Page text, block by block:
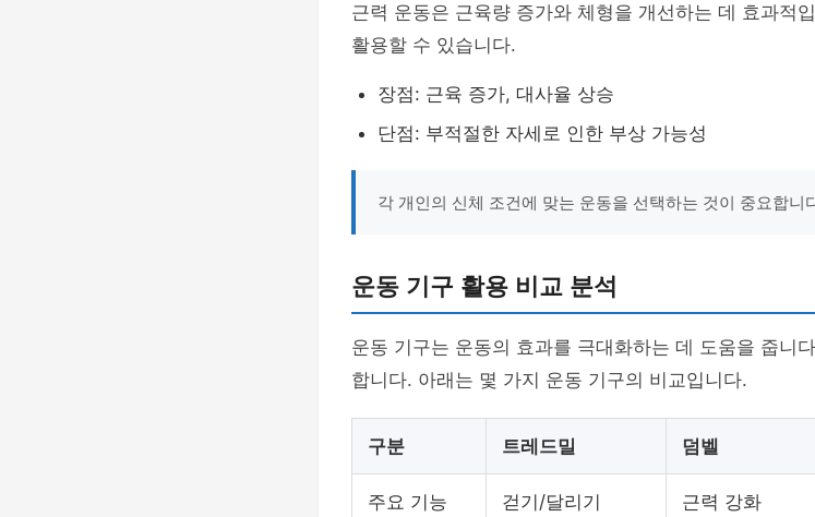
근력 운동은 근육량 증가와 체형을 개선하는 데 효과적
활용할 수 있습니다.
장점: 근육 증가, 대사율 상승
단점: 부적절한 자세로 인한 부상 가능성
각 개인의 신체 조건에 맞는 운동을 선택하는 것이 중요합니
운동 기구 활용 비교 분석
운동 기구는 운동의 효과를 극대화하는 데 도움을 줍니
합니다. 아래는 몇 가지 운동 기구의 비교입니다.
구분 트레드밀 덤벨
주요 기능 걷기/달리기 근력 강화